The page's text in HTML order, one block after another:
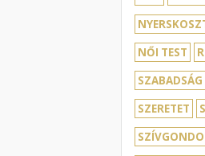
NŐI TEST
SZABADSÁG
SZERETET